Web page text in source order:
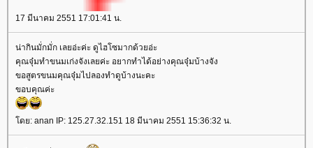
17 มีนาคม 2551 17:01:41 น.
น่ากินมั่กมั่ก เลยอ่ะค่ะ ดูไฮโซมากด้วยอ่ะ
คุณจุ๋มทำขนมเก่งจังเลยค่ะ อยากทำได้อย่างคุณจุ๋มบ้างจัง
ขอสูตรขนมคุณจุ๋มไปลองทำดูบ้างนะคะ
ขอบคุณค่ะ
โดย: anan IP: 125.27.32.151 18 มีนาคม 2551 15:36:32 น.